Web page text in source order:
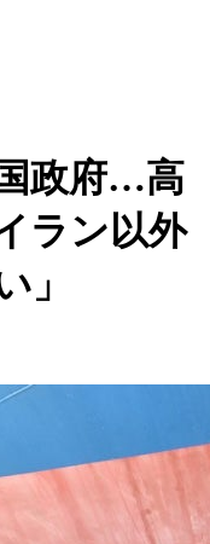
政府…高
ラン以外
」